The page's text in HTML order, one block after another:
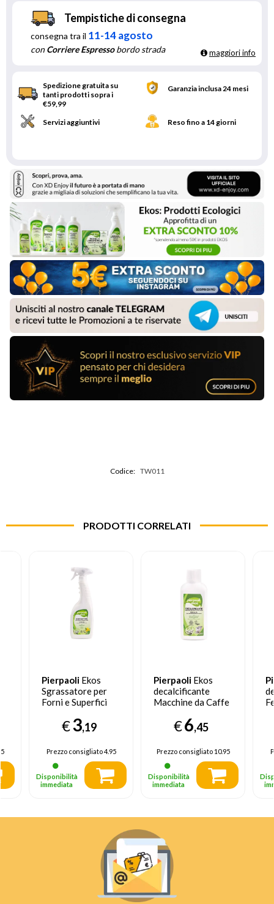
Tempistiche di consegna
consegna tra il 11-14 agosto
conCorriere Espressobordo strada maggiori info
Spedizione gratuita su
tanti prodotti sopra i
€59,99
Garanzia inclusa 24 mesi
Servizi aggiuntivi Reso fino a 14 giorni
Codice: TW011
PRODOTTI CORRELATI
Pierpaoli Ekos
Sgrassatore per
Forni e Superfici
750 ml
€3,19
Prezzo consigliato4.95
Disponibilità
immediata
Pierpaoli Ekos
decalcificante
Macchine da Caffe
€6,45
Prezzo consigliato10.95
Disponibilità
immediata